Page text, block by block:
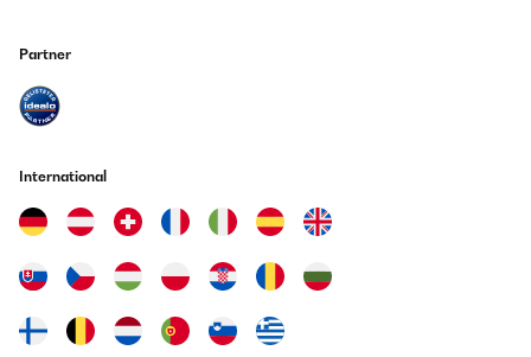
Partner
International